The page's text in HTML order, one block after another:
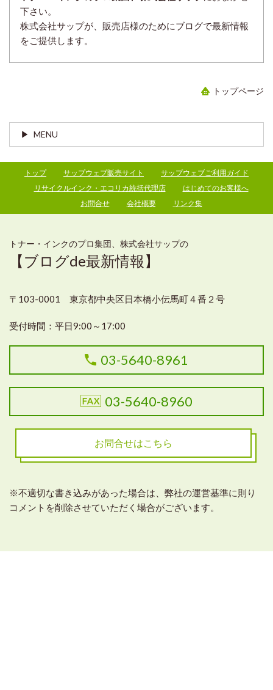
下さい。
株式会社サップが、販売店様のためにブログで最新情報
をご提供します。
トップページ
MENU
トップ サップウェブ販売サイト
サップウェブご利用ガイド
リサイクルインク・エコリカ統括代理店
はじめてのお客様へ
お問合せ
会社概要 リンク集
トナー・インクのプロ集団、株式会社サップの
【ブログde最新情報】
〒103-0001 東京都中央区日本橋小伝馬町４番２号
受付時間： 平日9:00～17:00
03-5640-8961
03-5640-8960
お問合せはこちら
※不適切な書き込みがあった場合は、弊社の運営基準に則り
コメントを削除させていただく場合がございます。